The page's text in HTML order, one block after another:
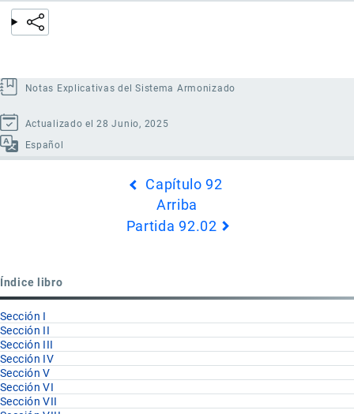
Notas Explicativas del Sistema Armonizado
Actualizado el 28 Junio, 2025
Español
92.01
Capítulo 92
Arriba
Partida 92.02
Índice libro
Sección I
Sección II
Sección III
Sección IV
Sección V
Sección VI
Sección VII